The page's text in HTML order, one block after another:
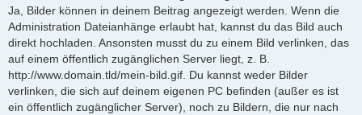
Ja, Bilder können in deinem Beitrag angezeigt werden. Wenn die
Administration Dateianhänge erlaubt hat, kannst du das Bild auch
direkt hochladen. Ansonsten musst du zu einem Bild verlinken, das
auf einem öffentlich zugänglichen Server liegt, z. B.
http://www.domain.tld/mein-bild.gif. Du kannst weder Bilder
verlinken, die sich auf deinem eigenen PC befinden (außer es ist
ein öffentlich zugänglicher Server), noch zu Bildern, die nur nach